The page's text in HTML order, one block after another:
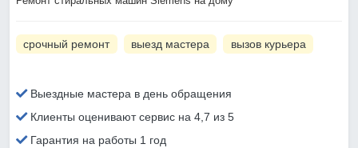
срочный ремонт выезд мастера вызов курьера
Выездные мастера в день обращения
Клиенты оценивают сервис на 4,7 из 5
Гарантия на работы 1 год